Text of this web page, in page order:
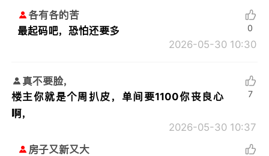
各有各的苦
最起码吧，恐怕还要多
2026-05-30 10:30
0
真不要脸，
楼主你就是个周扒皮，单间要1100你丧良心
啊，
2026-05-30 10:37
7
房子又新又大